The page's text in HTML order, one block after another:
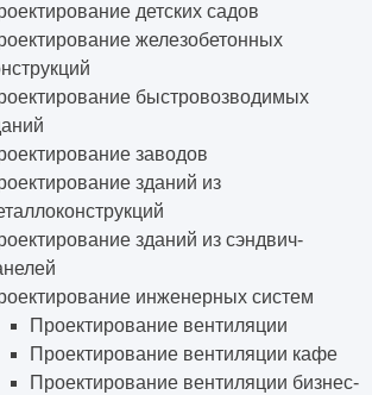
детских садов
железобетонных
быстровозводимых
заводов
зданий из
зданий из сэндвич-
инженерных систем
Проектирование вентиляции
Проектирование вентиляции кафе
Проектирование вентиляции бизнес-